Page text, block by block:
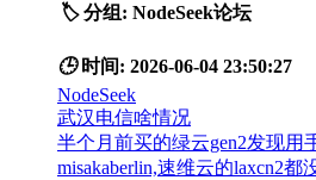
🏷️ 分组: NodeSeek论坛
🕒 时间: 2026-06-04 23:50:27
NodeSeek
武汉电信啥情况
半个月前买的绿云gen2发现用
misakaberlin,速维云的laxcn2都